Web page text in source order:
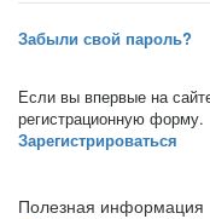
Забыли свой пароль?
Если вы впервые на
регистрационную форму.
Зарегистрироваться
Полезная информация